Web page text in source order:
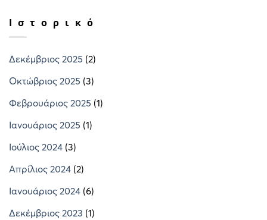
Ιστορικό
Δεκέμβριος 2025 (2)
Οκτώβριος 2025 (3)
Φεβρουάριος 2025 (1)
Ιανουάριος 2025 (1)
Ιούλιος 2024 (3)
Απρίλιος 2024 (2)
Ιανουάριος 2024 (6)
Δεκέμβριος 2023 (1)